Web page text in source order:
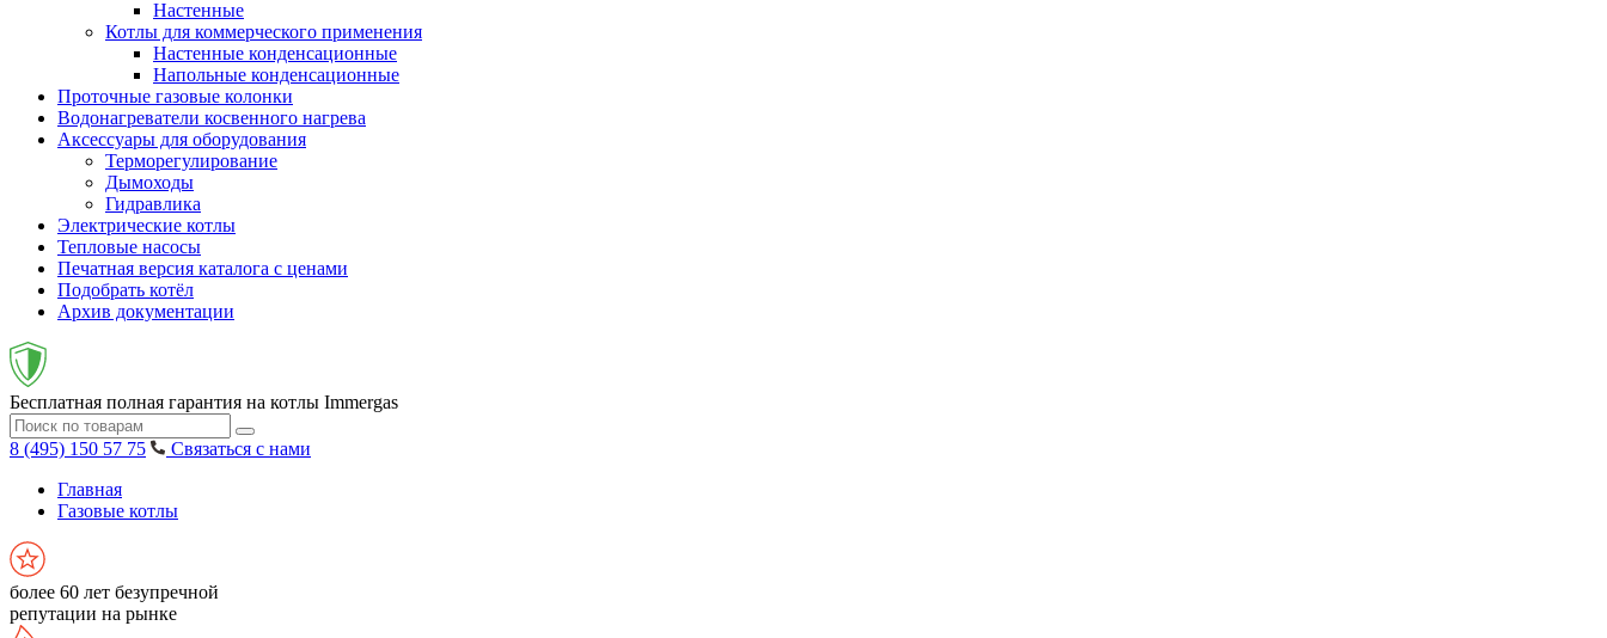
Настенные
Котлы для коммерческого применения
Настенные конденсационные
Напольные конденсационные
Проточные газовые колонки
Водонагреватели косвенного нагрева
Аксессуары для оборудования
Терморегулирование
Дымоходы
Гидравлика
Электрические котлы
Тепловые насосы
Печатная версия каталога с ценами
Подобрать котёл
Архив документации
Бесплатная полная гарантия на котлы Immergas
8 (495) 150 57 75
Связаться с нами
Главная
Газовые котлы
более 60 лет безупречной
репутации на рынке